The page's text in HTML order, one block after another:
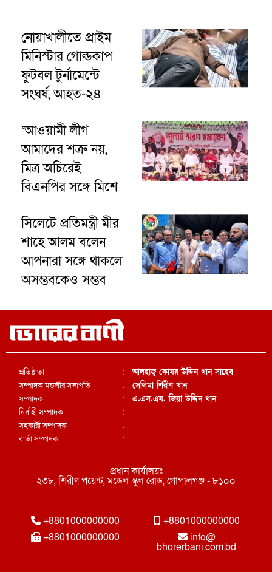
নোয়াখালীতে প্রাইম
মিনিস্টার গোল্ডকাপ
ফুটবল টুর্নামেন্টে
সংঘর্ষ, আহত-২৪
‘আওয়ামী লীগ
আমাদের শত্রু নয়,
মিত্র অচিরেই
বিএনপির সঙ্গে মিশে
যাবে’—দিরাইয়ে এমপি
নাছির চৌধুরী।
সিলেটে প্রতিমন্ত্রী মীর
শাহে আলম বলেন
আপনারা সঙ্গে থাকলে
অসম্ভবকেও সম্ভব
করা যায়।
প্রতিষ্ঠাতা
সম্পাদক মন্ডলীর সভাপতি
সম্পাদক
নির্বাহী সম্পাদক
সহকারী সম্পাদক
বার্তা সম্পাদক
:
:
:
:
:
:
আলহাজ্ব কোমর উদ্দিন খান সাহেব
সেলিমা শিরীণ খান
এ.এস.এম. জিয়া উদ্দিন খান
প্রধান কার্যালয়ঃ
২৩৮, শিরীণ পয়েন্ট, মডেল স্কুল রোড, গোপালগঞ্জ - ৮১০০
+8801000000000
+8801000000000
+8801000000000
info@
bhorerbani.com.bd